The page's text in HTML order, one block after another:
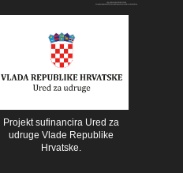
Projekt sufinancira Ured za
udruge Vlade Republike
Hrvatske.